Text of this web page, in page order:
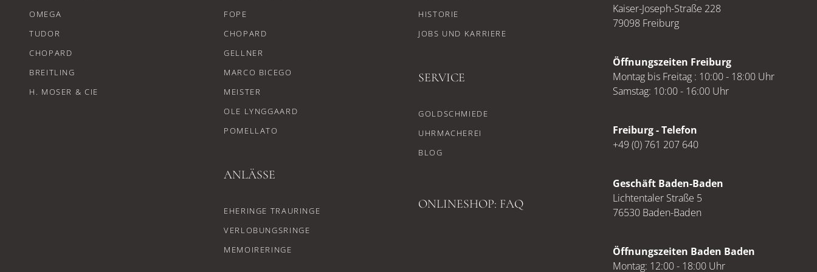
OMEGA
TUDOR
CHOPARD
BREITLING
H. MOSER & CIE
FOPE
CHOPARD
GELLNER
MARCO BICEGO
MEISTER
OLE LYNGGAARD
POMELLATO
ANLÄSSE
EHERINGE TRAURINGE
VERLOBUNGSRINGE
MEMOIRERINGE
HISTORIE
JOBS UND KARRIERE
SERVICE
GOLDSCHMIEDE
UHRMACHEREI
BLOG
ONLINESHOP: FAQ
Kaiser-Joseph-Straße 228
79098 Freiburg
Öffnungszeiten Freiburg
Montag bis Freitag : 10:00 - 18:00 Uhr
Samstag: 10:00 - 16:00 Uhr
Freiburg - Telefon
+49 (0) 761 207 640
Geschäft Baden-Baden
Lichtentaler Straße 5
76530 Baden-Baden
Öffnungszeiten Baden Baden
Montag: 12:00 - 18:00 Uhr